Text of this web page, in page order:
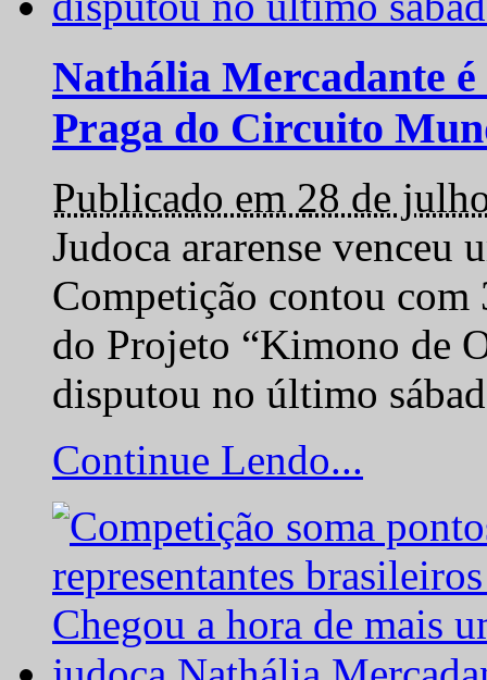
Nathália Mercadante
Praga do Circuito
Publicado em 28 de
Judoca ararense venceu
Competição contou com
do Projeto “Kimono de
disputou no último
Continue Lendo...